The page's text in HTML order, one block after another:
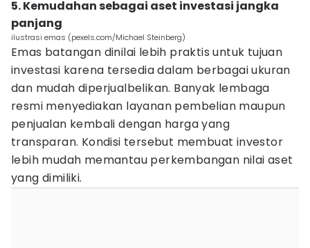
5. Kemudahan sebagai aset investasi jangka
panjang
ilustrasi emas (pexels.com/Michael Steinberg)
Emas batangan dinilai lebih praktis untuk tujuan
investasi karena tersedia dalam berbagai ukuran
dan mudah diperjualbelikan. Banyak lembaga
resmi menyediakan layanan pembelian maupun
penjualan kembali dengan harga yang
transparan. Kondisi tersebut membuat investor
lebih mudah memantau perkembangan nilai aset
yang dimiliki.